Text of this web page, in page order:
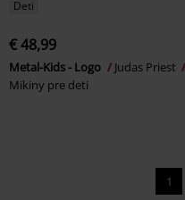
Deti
€ 48,99
Metal-Kids - Logo
Judas Priest
Mikiny pre deti
1